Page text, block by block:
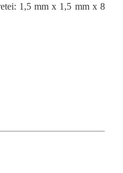
1,5 mm x 1,5 mm x 8